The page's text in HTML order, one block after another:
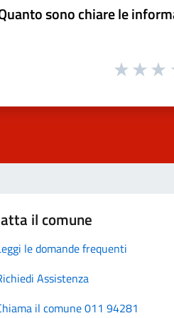
sono chiare le
il comune
le domande frequenti
Assistenza
il comune 011 94281